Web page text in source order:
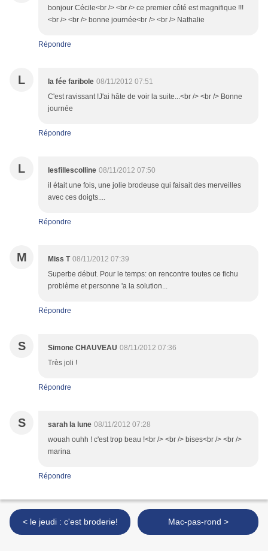
bonjour Cécile<br /> <br /> ce premier côté est magnifique !!!
<br /> <br /> bonne journée<br /> <br /> Nathalie
Répondre
L la fée faribole 08/11/2012 07:51
C'est ravissant !J'ai hâte de voir la suite...<br /> <br /> Bonne
journée
Répondre
L lesfillescolline 08/11/2012 07:50
il était une fois, une jolie brodeuse qui faisait des merveilles
avec ces doigts....
Répondre
M Miss T 08/11/2012 07:39
Superbe début. Pour le temps: on rencontre toutes ce fichu
problème et personne 'a la solution...
Répondre
S Simone CHAUVEAU 08/11/2012 07:36
Très joli !
Répondre
S sarah la lune 08/11/2012 07:28
wouah ouhh ! c'est trop beau !<br /> <br /> bises<br /> <br />
marina
Répondre
< le jeudi : c'est broderie! Mac-pas-rond >